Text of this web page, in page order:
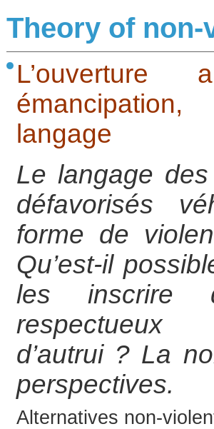
Theory of non-
langage
Le langage
défavorisés
forme de
Qu’est-il
les inscrire
respectueux
d’autrui ? La
perspectives.
Alternatives non-